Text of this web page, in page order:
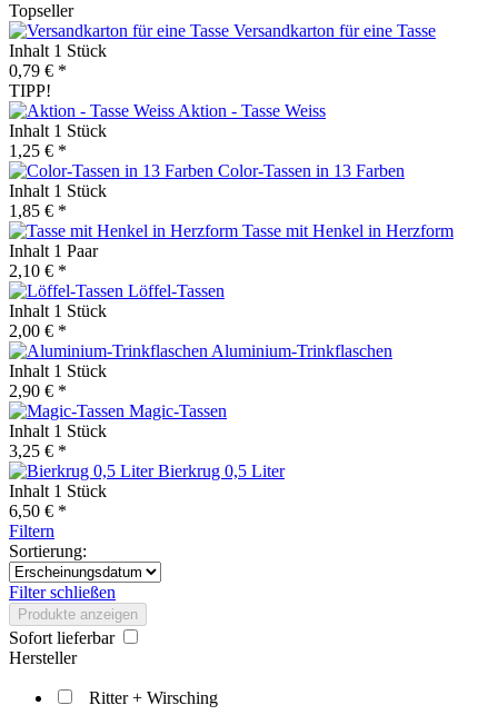
Topseller
Versandkarton für eine Tasse
Inhalt 1 Stück
0,79 € *
TIPP!
Aktion - Tasse Weiss
Inhalt 1 Stück
1,25 € *
Color-Tassen in 13 Farben
Inhalt 1 Stück
1,85 € *
Tasse mit Henkel in Herzform
Inhalt 1 Paar
2,10 € *
Löffel-Tassen
Inhalt 1 Stück
2,00 € *
Aluminium-Trinkflaschen
Inhalt 1 Stück
2,90 € *
Magic-Tassen
Inhalt 1 Stück
3,25 € *
Bierkrug 0,5 Liter
Inhalt 1 Stück
6,50 € *
Filtern
Sortierung:
Filter schließen
Produkte anzeigen
Sofort lieferbar
Hersteller
Ritter + Wirsching